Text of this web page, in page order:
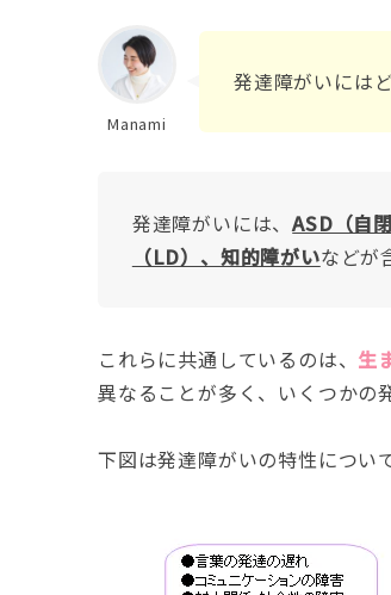
Manami
発達障がいには
発達障がいには、ASD（自
（LD）、知的障がいなどが
これらに共通しているのは、 生
異なることが多く、いくつかの
下図は発達障がいの特性につい